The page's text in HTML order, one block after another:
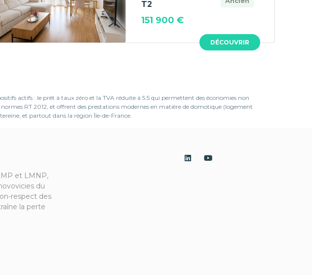
DÉCOUVRIR
T2
151 900 €
actifs : le prêt à taux zéro et la TVA réduite à 5.5 qui permettent des économies non
RT 2012, et offrent des prestations modernes en matière de domotique (logement
et partout dans la région Île-de-France.
et LMNP,
du
respect des
la perte